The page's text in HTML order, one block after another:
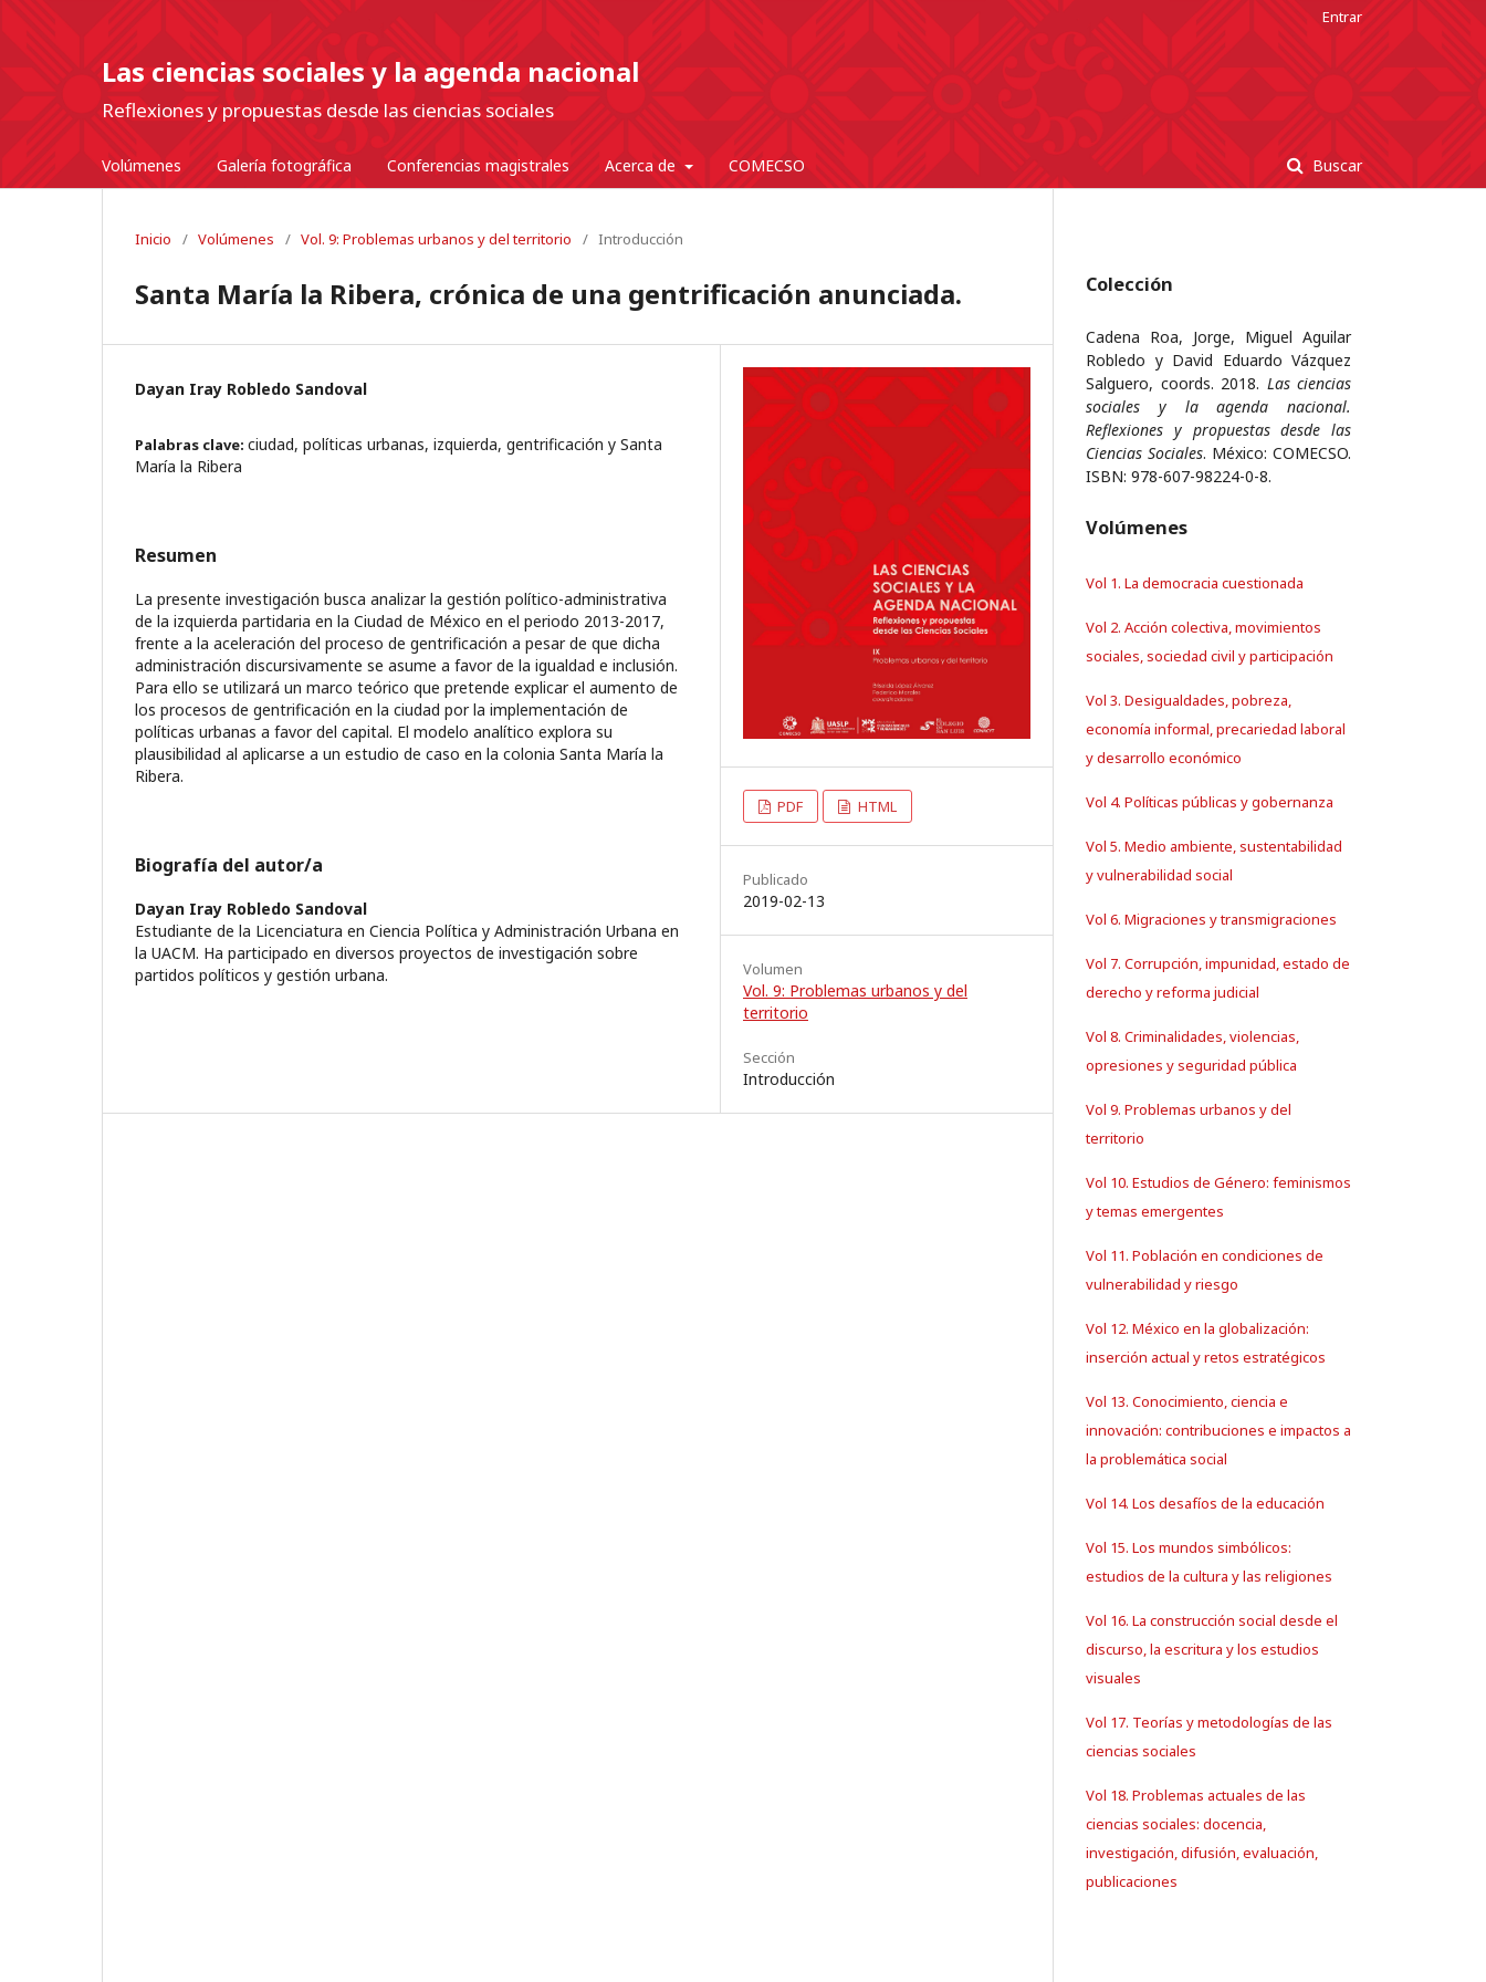
Las ciencias sociales y la agenda nacional
Reflexiones y propuestas desde las ciencias sociales
Volúmenes Galería fotográfica Conferencias magistrales Acerca de COMECSO Buscar
Entrar
Inicio / Volúmenes / Vol. 9: Problemas urbanos y del territorio / Introducción
Santa María la Ribera, crónica de una gentrificación anunciada.
Dayan Iray Robledo Sandoval
Palabras clave: ciudad, políticas urbanas, izquierda, gentrificación y Santa
María la Ribera
Resumen
La presente investigación busca analizar la gestión político-administrativa
de la izquierda partidaria en la Ciudad de México en el periodo 2013-2017,
frente a la aceleración del proceso de gentrificación a pesar de que dicha
administración discursivamente se asume a favor de la igualdad e inclusión.
Para ello se utilizará un marco teórico que pretende explicar el aumento de
los procesos de gentrificación en la ciudad por la implementación de
políticas urbanas a favor del capital. El modelo analítico explora su
plausibilidad al aplicarse a un estudio de caso en la colonia Santa María la
Ribera.
Biografía del autor/a
Dayan Iray Robledo Sandoval
Estudiante de la Licenciatura en Ciencia Política y Administración Urbana en
la UACM. Ha participado en diversos proyectos de investigación sobre
partidos políticos y gestión urbana.
PDF HTML
Publicado
2019-02-13
Volumen
Vol. 9: Problemas urbanos y del
territorio
Sección
Introducción
Colección
Cadena Roa, Jorge, Miguel Aguilar
Robledo y David Eduardo Vázquez
Salguero, coords. 2018. Las ciencias
sociales y la agenda nacional.
Reflexiones y propuestas desde las
Ciencias Sociales. México: COMECSO.
ISBN: 978-607-98224-0-8.
Volúmenes
Vol 1. La democracia cuestionada
Vol 2. Acción colectiva, movimientos
sociales, sociedad civil y participación
Vol 3. Desigualdades, pobreza,
economía informal, precariedad laboral
y desarrollo económico
Vol 4. Políticas públicas y gobernanza
Vol 5. Medio ambiente, sustentabilidad
y vulnerabilidad social
Vol 6. Migraciones y transmigraciones
Vol 7. Corrupción, impunidad, estado de
derecho y reforma judicial
Vol 8. Criminalidades, violencias,
opresiones y seguridad pública
Vol 9. Problemas urbanos y del
territorio
Vol 10. Estudios de Género: feminismos
y temas emergentes
Vol 11. Población en condiciones de
vulnerabilidad y riesgo
Vol 12. México en la globalización:
inserción actual y retos estratégicos
Vol 13. Conocimiento, ciencia e
innovación: contribuciones e impactos a
la problemática social
Vol 14. Los desafíos de la educación
Vol 15. Los mundos simbólicos:
estudios de la cultura y las religiones
Vol 16. La construcción social desde el
discurso, la escritura y los estudios
visuales
Vol 17. Teorías y metodologías de las
ciencias sociales
Vol 18. Problemas actuales de las
ciencias sociales: docencia,
investigación, difusión, evaluación,
publicaciones